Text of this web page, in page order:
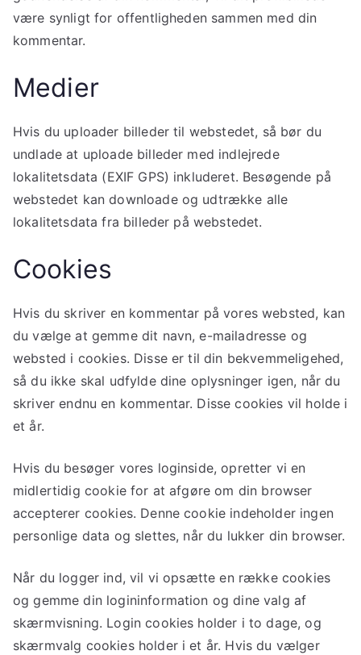
være synligt for offentligheden sammen med din
kommentar.
Medier
Hvis du uploader billeder til webstedet, så bør du
undlade at uploade billeder med indlejrede
lokalitetsdata (EXIF GPS) inkluderet. Besøgende på
webstedet kan downloade og udtrække alle
lokalitetsdata fra billeder på webstedet.
Cookies
Hvis du skriver en kommentar på vores websted, kan
du vælge at gemme dit navn, e-mailadresse og
websted i cookies. Disse er til din bekvemmeligehed,
så du ikke skal udfylde dine oplysninger igen, når du
skriver endnu en kommentar. Disse cookies vil holde i
et år.
Hvis du besøger vores loginside, opretter vi en
midlertidig cookie for at afgøre om din browser
accepterer cookies. Denne cookie indeholder ingen
personlige data og slettes, når du lukker din browser.
Når du logger ind, vil vi opsætte en række cookies
og gemme din logininformation og dine valg af
skærmvisning. Login cookies holder i to dage, og
skærmvalg cookies holder i et år. Hvis du vælger